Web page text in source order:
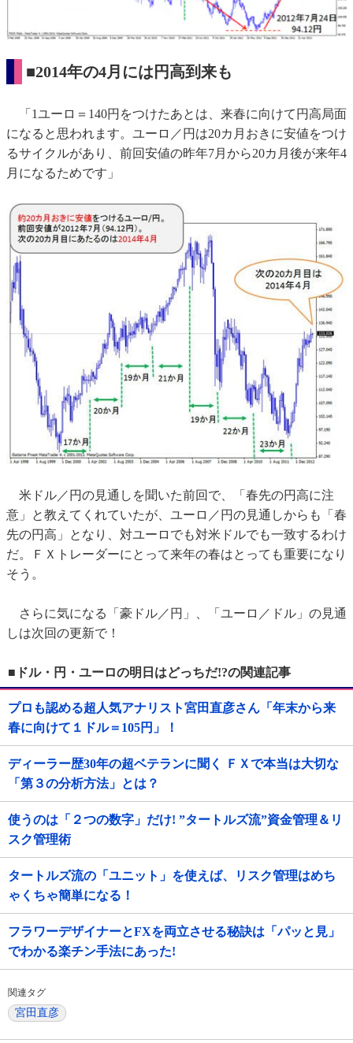
■2014年の4月には円高到来も
「1ユーロ＝140円をつけたあとは、来春に向けて円高局面
になると思われます。ユーロ／円は20カ月おきに安値をつけ
るサイクルがあり、前回安値の昨年7月から20カ月後が来年4
月になるためです」
米ドル／円の見通しを聞いた前回で、「春先の円高に注
意」と教えてくれていたが、ユーロ／円の見通しからも「春
先の円高」となり、対ユーロでも対米ドルでも一致するわけ
だ。ＦＸトレーダーにとって来年の春はとっても重要になり
そう。
さらに気になる「豪ドル／円」、「ユーロ／ドル」の見通
しは次回の更新で！
■ドル・円・ユーロの明日はどっちだ!?の関連記事
プロも認める超人気アナリスト宮田直彦さん「年末から来
春に向けて１ドル＝105円」！
ディーラー歴30年の超ベテランに聞く ＦＸで本当は大切な
「第３の分析方法」とは？
使うのは「２つの数字」だけ! ”タートルズ流”資金管理＆リ
スク管理術
タートルズ流の「ユニット」を使えば、リスク管理はめち
ゃくちゃ簡単になる！
フラワーデザイナーとFXを両立させる秘訣は「パッと見」
でわかる楽チン手法にあった!
関連タグ
宮田直彦